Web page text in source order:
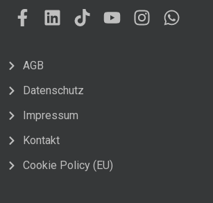
AGB
Datenschutz
Impressum
Kontakt
Cookie Policy (EU)